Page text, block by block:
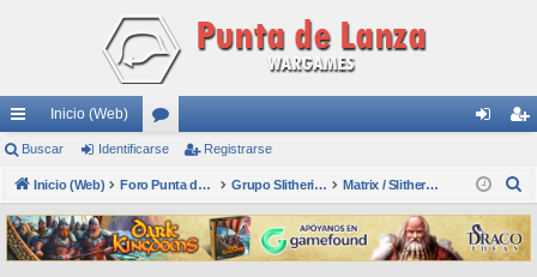
nl
ac
es
rá
Inicio (Web)
or
os nti
fic
ar
ist
ra
rs
Buscar Identificarse Registrarse
Inicio (Web) Foro Punta de Lanza Wargames Grupo Slitherine Matrix / Slitherine
s
c